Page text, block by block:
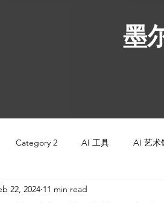
墨
Category 2 AI 工具 AI 艺术
AI Tool AI 工具
22, 2024 11 min read